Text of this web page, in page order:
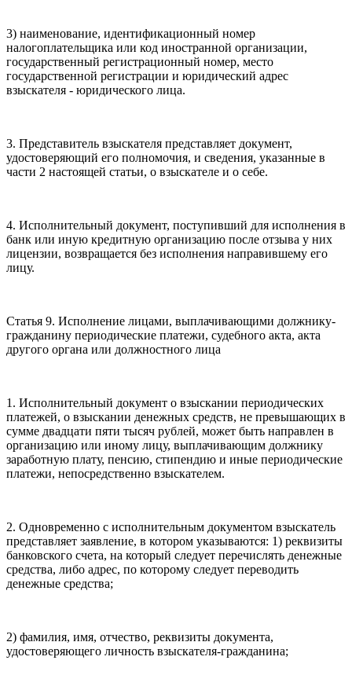
3) наименование, идентификационный номер
налогоплательщика или код иностранной организации,
государственный регистрационный номер, место
государственной регистрации и юридический адрес
взыскателя - юридического лица.
3. Представитель взыскателя представляет документ,
удостоверяющий его полномочия, и сведения, указанные в
части 2 настоящей статьи, о взыскателе и о себе.
4. Исполнительный документ, поступивший для исполнения в
банк или иную кредитную организацию после отзыва у них
лицензии, возвращается без исполнения направившему его
лицу.
Статья 9. Исполнение лицами, выплачивающими должнику-
гражданину периодические платежи, судебного акта, акта
другого органа или должностного лица
1. Исполнительный документ о взыскании периодических
платежей, о взыскании денежных средств, не превышающих в
сумме двадцати пяти тысяч рублей, может быть направлен в
организацию или иному лицу, выплачивающим должнику
заработную плату, пенсию, стипендию и иные периодические
платежи, непосредственно взыскателем.
2. Одновременно с исполнительным документом взыскатель
представляет заявление, в котором указываются: 1) реквизиты
банковского счета, на который следует перечислять денежные
средства, либо адрес, по которому следует переводить
денежные средства;
2) фамилия, имя, отчество, реквизиты документа,
удостоверяющего личность взыскателя-гражданина;